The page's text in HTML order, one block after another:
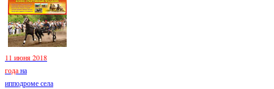
11 июня 2018
годана
ипподроме села